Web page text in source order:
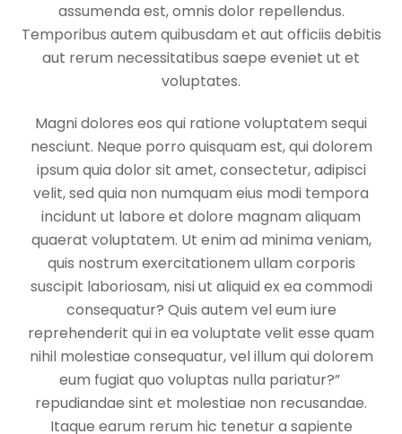
assumenda est, omnis dolor repellendus.
Temporibus autem quibusdam et aut officiis debitis
aut rerum necessitatibus saepe eveniet ut et
voluptates.
Magni dolores eos qui ratione voluptatem sequi
nesciunt. Neque porro quisquam est, qui dolorem
ipsum quia dolor sit amet, consectetur, adipisci
velit, sed quia non numquam eius modi tempora
incidunt ut labore et dolore magnam aliquam
quaerat voluptatem. Ut enim ad minima veniam,
quis nostrum exercitationem ullam corporis
suscipit laboriosam, nisi ut aliquid ex ea commodi
consequatur? Quis autem vel eum iure
reprehenderit qui in ea voluptate velit esse quam
nihil molestiae consequatur, vel illum qui dolorem
eum fugiat quo voluptas nulla pariatur?”
repudiandae sint et molestiae non recusandae.
Itaque earum rerum hic tenetur a sapiente